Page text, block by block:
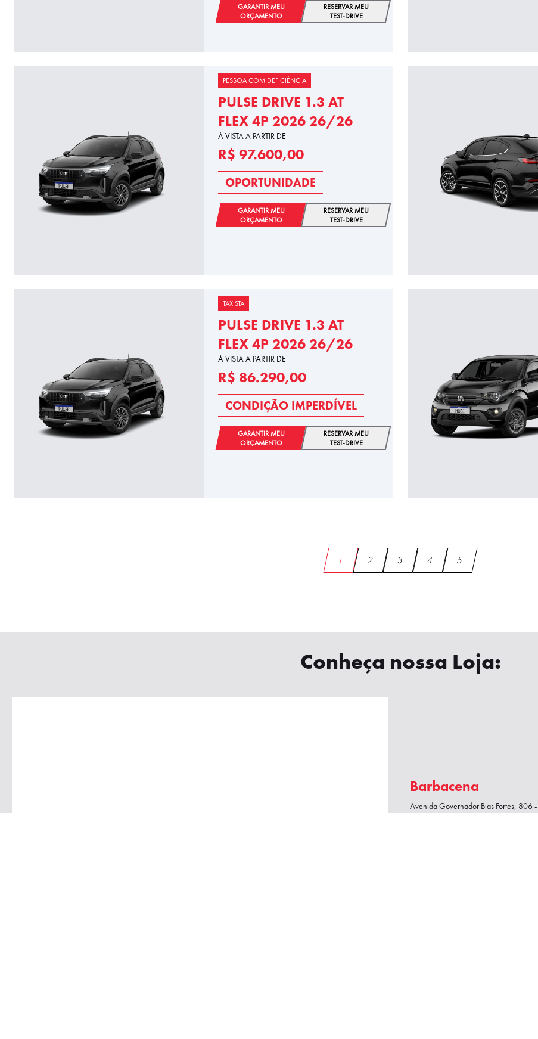
GARANTIR MEU
ORÇAMENTO
RESERVAR MEU
TEST-DRIVE
PESSOA COM DEFICIÊNCIA
PULSE DRIVE 1.3 AT
FLEX 4P 2026 26/26
À VISTA A PARTIR DE
R$ 97.600,00
OPORTUNIDADE
GARANTIR MEU
ORÇAMENTO
RESERVAR MEU
TEST-DRIVE
TAXISTA
PULSE DRIVE 1.3 AT
FLEX 4P 2026 26/26
À VISTA A PARTIR DE
R$ 86.290,00
CONDIÇÃO IMPERDÍVEL
GARANTIR MEU
ORÇAMENTO
RESERVAR MEU
TEST-DRIVE
1 2 3 4 5
Conheça nossa Loja:
Barbacena
Avenida Governador Bias Fortes, 806